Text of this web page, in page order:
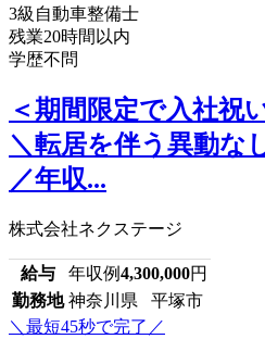
3級自動車整備士
残業20時間以内
学歴不問
＜期間限定で入社祝
＼転居を伴う異動な
／年収...
株式会社ネクステージ
給与 年収例4,300,000円
勤務地 神奈川県 平塚市
＼最短45秒で完了／